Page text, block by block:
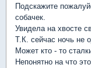
Подскажите
собачек.
Увидела на хвосте
Т.К. сейчас ночь не
Может кто - то
Непонятно на что